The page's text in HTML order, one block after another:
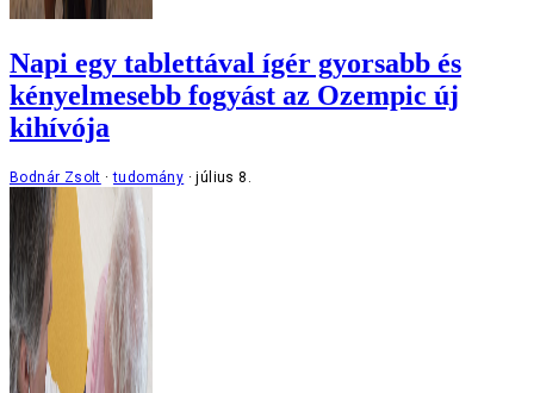
Napi egy tablettával ígér gyorsabb és
kényelmesebb fogyást az Ozempic új
kihívója
Bodnár Zsolt tudomány július 8.